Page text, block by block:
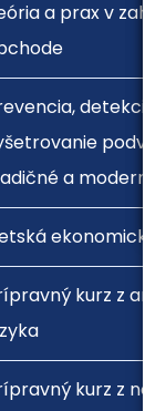
a prax v
a
kurz z
kurz z